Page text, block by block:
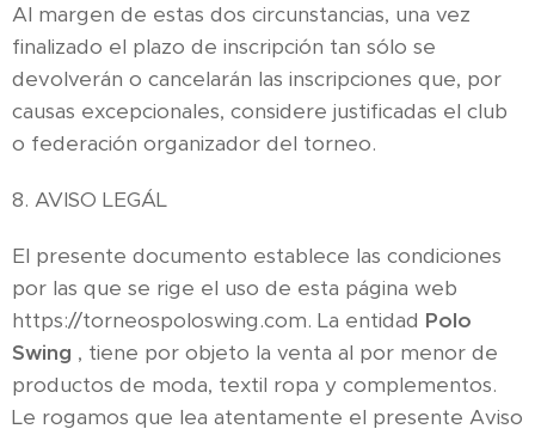
Al margen de estas dos circunstancias, una vez
finalizado el plazo de inscripción tan sólo se
devolverán o cancelarán las inscripciones que, por
causas excepcionales, considere justificadas el club
o federación organizador del torneo.
8. AVISO LEGÁL
El presente documento establece las condiciones
por las que se rige el uso de esta página web
https://torneospoloswing.com. La entidad Polo
Swing , tiene por objeto la venta al por menor de
productos de moda, textil ropa y complementos.
Le rogamos que lea atentamente el presente Aviso